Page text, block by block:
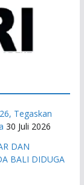
Tegaskan
30 Juli 2026
DAN
BALI DIDUGA